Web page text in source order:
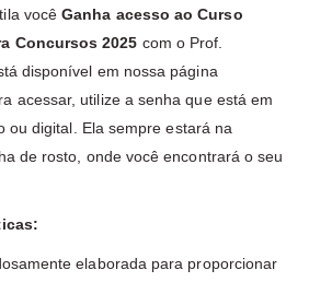
vocêGanha acesso ao Curso
Concursos 2025 com o Prof.
disponível em nossa página
acessar, utilize a senha que está em
ou digital. Ela sempre estará na
de rosto, onde você encontrará o seu
elaborada para proporcionar